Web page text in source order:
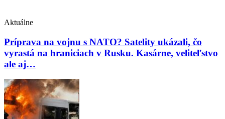
Aktuálne
Príprava na vojnu s NATO? Satelity ukázali, čo
vyrastá na hraniciach v Rusku. Kasárne, veliteľstvo
ale aj…